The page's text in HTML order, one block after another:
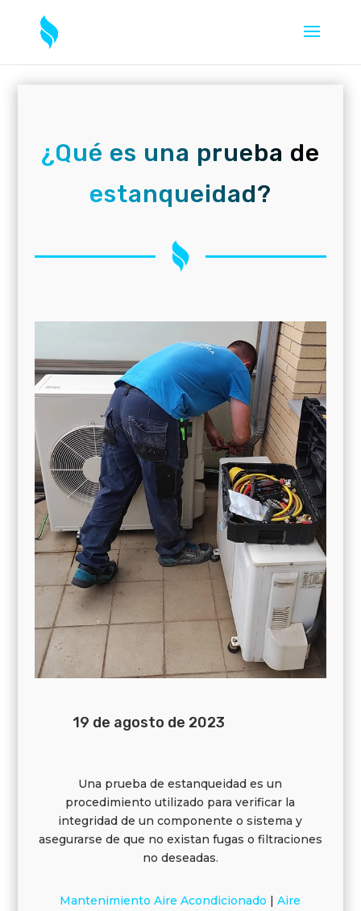
¿Qué es una prueba de
estanqueidad?
19 de agosto de 2023
Una prueba de estanqueidad es un
procedimiento utilizado para verificar la
integridad de un componente o sistema y
asegurarse de que no existan fugas o filtraciones
no deseadas.
Mantenimiento Aire Acondicionado |Aire